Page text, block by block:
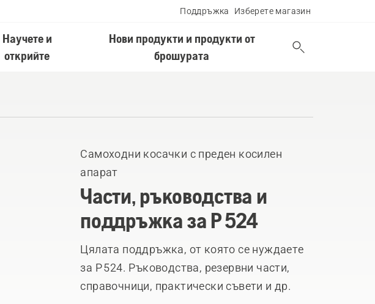
Поддръжка Изберете магазин
Научете и
открийте
Нови продукти и продукти от
брошурата
Самоходни косачки с преден косилен
апарат
Части, ръководства и
поддръжка за P 524
Цялата поддръжка, от която се нуждаете
за P 524. Ръководства, резервни части,
справочници, практически съвети и др.